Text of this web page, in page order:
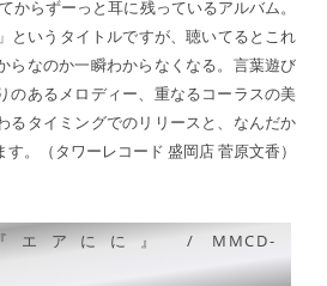
からずーっと耳に残っているアルバム。
というタイトルですが、聴いてるとこれ
らなのか一瞬わからなくなる。言葉遊び
のあるメロディー、重なるコーラスの美
るタイミングでのリリースと、なんだか
。（タワーレコード 盛岡店 菅原文香）